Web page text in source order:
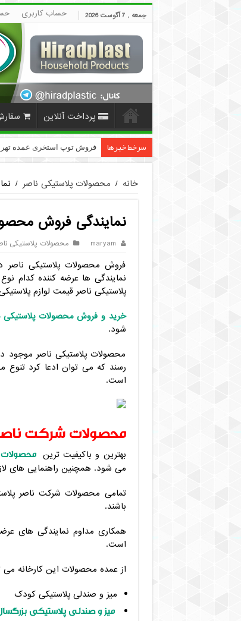
جمعه , 7 آگوست 2026 حساب کاربری
پرداخت آنلاین
سرخط خبرها قیمت دمپایی مردانه ارزان
خانه / محصولات پلاستیکی ناصر /
نمایندگی فروش
maryam محصولات پلاستیکی
فروش محصولات پلاستیکی ناصر
نمایندگی ها عرضه کننده کدام
پلاستیکی ناصر قیمت لوازم
خرید و فروش محصولات پلاستیکی
شود.
محصولات پلاستیکی ناصر
رسند که می توان ادعا کرد
است.
محصولات شرکت
بهترین و باکیفیت ترین
می شود. همچنین راهنمایی های
تمامی محصولات شرکت ناصر
باشند.
همکاری مداوم نمایندگی های
است.
از عمده محصولات این کارخانه می
میز و صندلی پلاستیکی کودک
میز و صندلی پلاستیکی